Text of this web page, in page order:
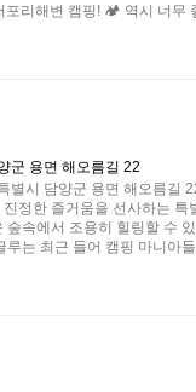
데 정말 시원하고 경
맑은편, 아이들도 놀
1개씩 나누어줌 .솔밭
리 cu .2분거리 음식
버스도 다니네요 ㅎ
네요 점심쯤도착해
타임이나 했네요 ⛱️
포리해변 캠핑! 🏕 역시 너무
하나 여기에 자리를 잡았는데
치고 물도 맑은편, 아이들도
실있음 .5분거리 cu .2분거리
철수할때까지 물놀이 3타임
군 용면 해오름길 22
별시 담양군 용면 해오름길
정한 즐거움을 선사하는 특
숲속에서 조용히 힐링할 수
루는 최근 들어 캠핑 마니아
내내 다양한 액티비티로 방
설인 글램핑 텐트는 고객들
른 캠핑의 매력인 바베큐 파
다양한 트레킹 코스와 자전거